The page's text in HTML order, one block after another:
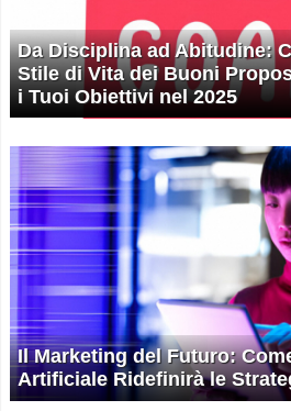
Da Disciplina ad Abitudine:
Stile di Vita dei Buoni
i Tuoi Obiettivi nel 2025
Il Marketing del Futuro:
Artificiale Ridefinirà le